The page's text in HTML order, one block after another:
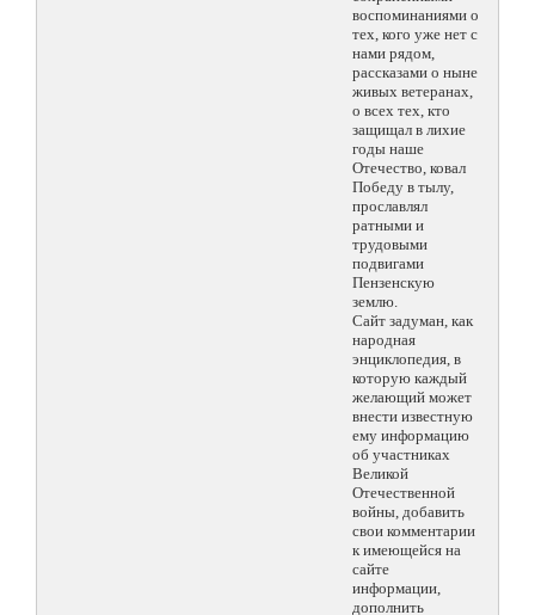
воспоминаниями о
тех, кого уже нет с
нами рядом,
рассказами о ныне
живых ветеранах,
о всех тех, кто
защищал в лихие
годы наше
Отечество, ковал
Победу в тылу,
прославлял
ратными и
трудовыми
подвигами
Пензенскую
землю.
Сайт задуман, как
народная
энциклопедия, в
которую каждый
желающий может
внести известную
ему информацию
об участниках
Великой
Отечественной
войны, добавить
свои комментарии
к имеющейся на
сайте
информации,
дополнить